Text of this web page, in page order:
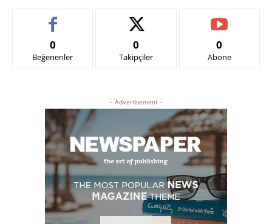
0
Beğenenler
0
Takipçiler
0
Abone
- Advertisement -